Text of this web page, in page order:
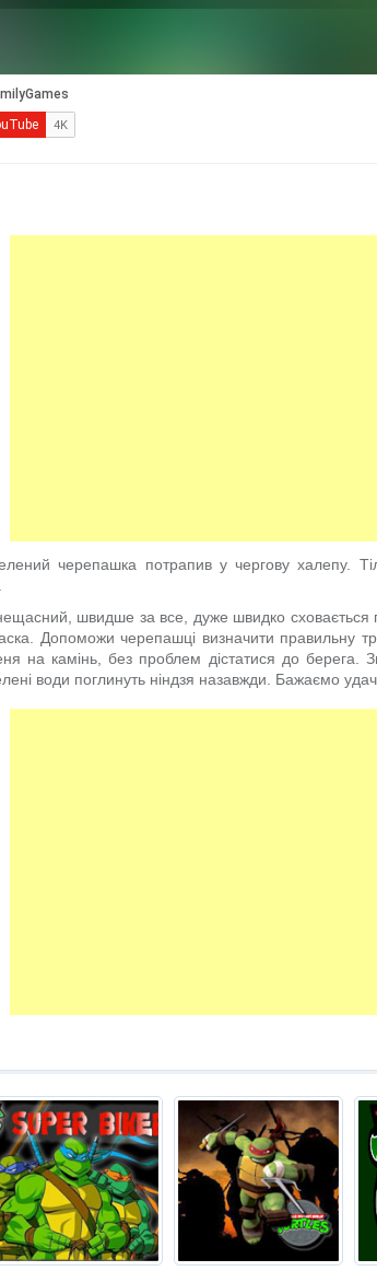
черепашка потрапив у чергову халепу.
швидше за все, дуже швидко сховається
Допоможи черепашці визначити правильну
на камінь, без проблем дістатися до берега.
води поглинуть ніндзя назавжди. Бажаємо